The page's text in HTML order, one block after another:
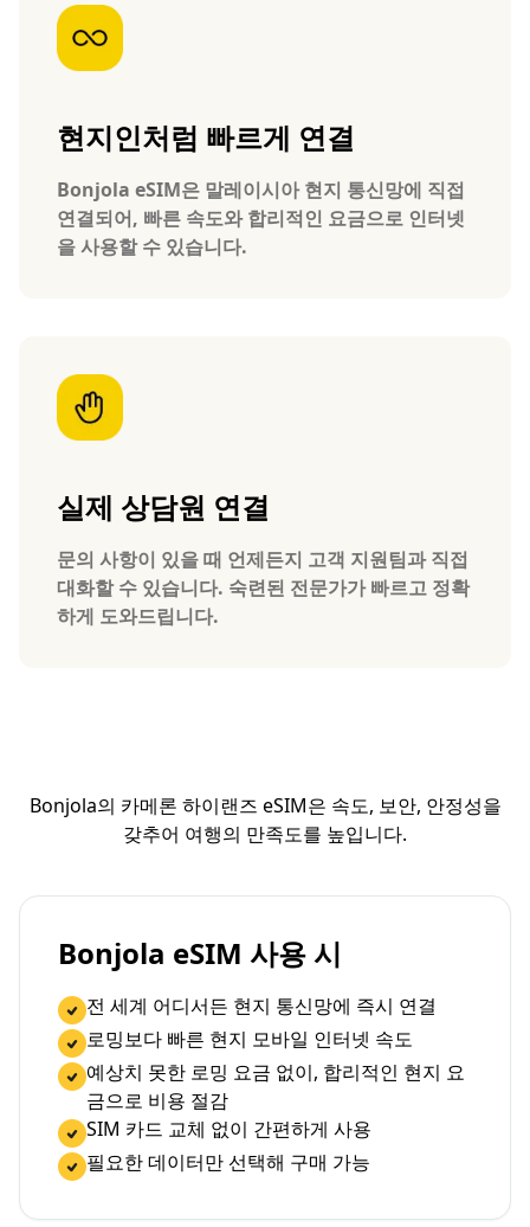
현지인처럼 빠르게 연결
Bonjola eSIM은 말레이시아 현지 통신망에 직접
연결되어, 빠른 속도와 합리적인 요금으로 인터넷
을 사용할 수 있습니다.
실제 상담원 연결
문의 사항이 있을 때 언제든지 고객 지원팀과 직접
대화할 수 있습니다. 숙련된 전문가가 빠르고 정확
하게 도와드립니다.
Bonjola의 카메론 하이랜즈 eSIM은 속도, 보안, 안정성을
갖추어 여행의 만족도를 높입니다.
Bonjola eSIM 사용 시
전 세계 어디서든 현지 통신망에 즉시 연결
로밍보다 빠른 현지 모바일 인터넷 속도
예상치 못한 로밍 요금 없이, 합리적인 현지 요
금으로 비용 절감
SIM 카드 교체 없이 간편하게 사용
필요한 데이터만 선택해 구매 가능